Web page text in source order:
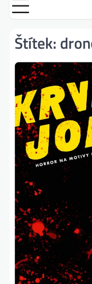
content
Štítek: